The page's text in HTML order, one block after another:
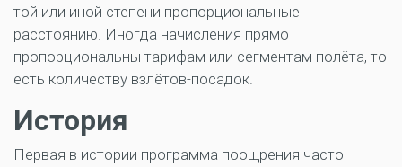
той или иной степени пропорциональные
расстоянию. Иногда начисления прямо
пропорциональны тарифам или сегментам полёта, то
есть количеству взлётов-посадок.
История
Первая в истории программа поощрения часто